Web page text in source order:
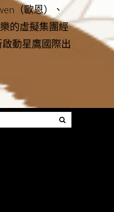
（歐恩）、
的虛擬集團經
動星鷹國際出
Menu